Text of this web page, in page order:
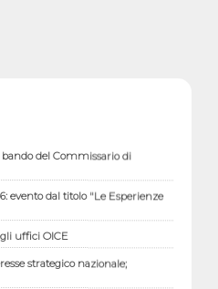
del Commissario di
evento dal titolo "Le Esperienze
uffici OICE
strategico nazionale;